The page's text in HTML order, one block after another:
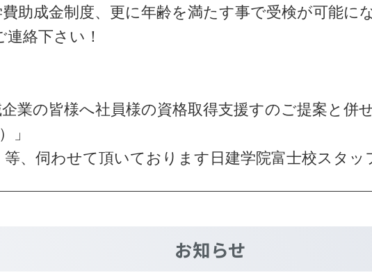
助成金制度、更に年齢を満たす事で受検が可能に
絡下さい！
業の皆様へ社員様の資格取得支援すのご提案と併
」
等、伺わせて頂いております日建学院富士校スタッ
お知らせ